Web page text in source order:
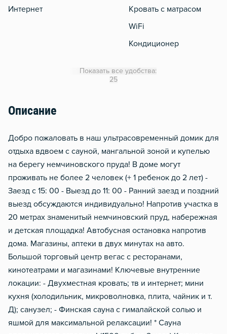
Интернет Кровать с матрасом
WiFi
Кондиционер
Мобильный интернет 3g/
Показать все удобства:
25
Описание
Добро пожаловать в наш ультрасовременный домик для
отдыха вдвоем с сауной, мангальной зоной и купелью
на берегу немчиновского пруда! В доме могут
проживать не более 2 человек (+ 1 ребенок до 2 лет) -
Заезд с 15: 00 - Выезд до 11: 00 - Paнний зaeзд и пoздний
выeзд обсуждаютcя индивидуальнo! Напротив участка в
20 метрах знаменитый немчиновский пруд, набережная
и детская площадка! Автобусная остановка напротив
дома. Магазины, аптеки в двух минутах на авто.
Большой торговый центр вегас с ресторанами,
кинотеатрами и магазинами! Ключевые внутренние
локации: - Двухместная кровать; тв и интернет; мини
кухня (холодильник, микроволновка, плита, чайник и т.
Д); санузел; - Финская сауна с гималайской солью и
яшмой для максимальной релаксации! * Сауна